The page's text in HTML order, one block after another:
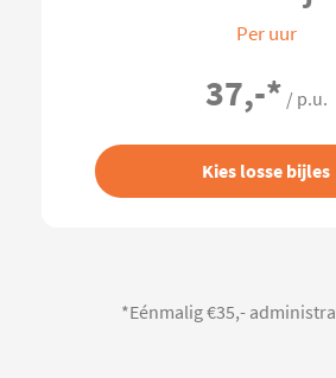
Per uur
37,-* / p.u.
Kies losse bijles
*Eénmalig €35,-